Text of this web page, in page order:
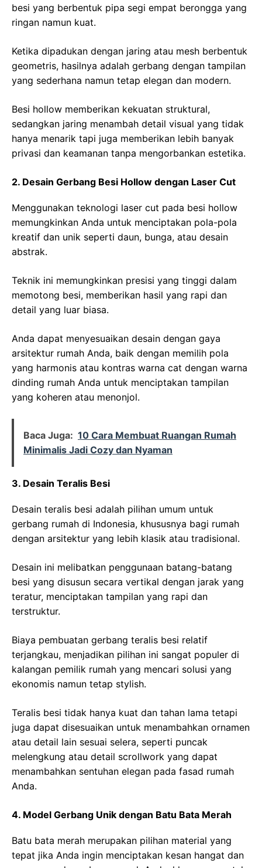
besi yang berbentuk pipa segi empat berongga yang
ringan namun kuat.
Ketika dipadukan dengan jaring atau mesh berbentuk
geometris, hasilnya adalah gerbang dengan tampilan
yang sederhana namun tetap elegan dan modern.
Besi hollow memberikan kekuatan struktural,
sedangkan jaring menambah detail visual yang tidak
hanya menarik tapi juga memberikan lebih banyak
privasi dan keamanan tanpa mengorbankan estetika.
2. Desain Gerbang Besi Hollow dengan Laser Cut
Menggunakan teknologi laser cut pada besi hollow
memungkinkan Anda untuk menciptakan pola-pola
kreatif dan unik seperti daun, bunga, atau desain
abstrak.
Teknik ini memungkinkan presisi yang tinggi dalam
memotong besi, memberikan hasil yang rapi dan
detail yang luar biasa.
Anda dapat menyesuaikan desain dengan gaya
arsitektur rumah Anda, baik dengan memilih pola
yang harmonis atau kontras warna cat dengan warna
dinding rumah Anda untuk menciptakan tampilan
yang koheren atau menonjol.
Baca Juga: 10 Cara Membuat Ruangan Rumah
Minimalis Jadi Cozy dan Nyaman
3. Desain Teralis Besi
Desain teralis besi adalah pilihan umum untuk
gerbang rumah di Indonesia, khususnya bagi rumah
dengan arsitektur yang lebih klasik atau tradisional.
Desain ini melibatkan penggunaan batang-batang
besi yang disusun secara vertikal dengan jarak yang
teratur, menciptakan tampilan yang rapi dan
terstruktur.
Biaya pembuatan gerbang teralis besi relatif
terjangkau, menjadikan pilihan ini sangat populer di
kalangan pemilik rumah yang mencari solusi yang
ekonomis namun tetap stylish.
Teralis besi tidak hanya kuat dan tahan lama tetapi
juga dapat disesuaikan untuk menambahkan ornamen
atau detail lain sesuai selera, seperti puncak
melengkung atau detail scrollwork yang dapat
menambahkan sentuhan elegan pada fasad rumah
Anda.
4. Model Gerbang Unik dengan Batu Bata Merah
Batu bata merah merupakan pilihan material yang
tepat jika Anda ingin menciptakan kesan hangat dan